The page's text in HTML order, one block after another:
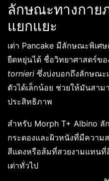
ลักษณะทางกาย
แยกแยะ
เต่า Pancake มีลักษณะพิเศ
ยืดหยุ่นได้ ชื่อวิทยาศาสตร์ข
tornieri ซึ่งบ่งบอกถึงลักษณะ
ตัวได้เล็กน้อย ช่วยให้มันสา
ประสิทธิภาพ
สำหรับ Morph T+ Albino
กระดองและผิวหนังที่มีความ
สีแดงหรือส้มที่สวยงามแทน
เต่าทั่วไป